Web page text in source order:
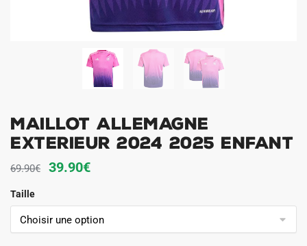
Maillot Allemagne
Exterieur 2024 2025 Enfant
69.90€
Le
initial
était :
39.90€Le
actuel
est :
Taille